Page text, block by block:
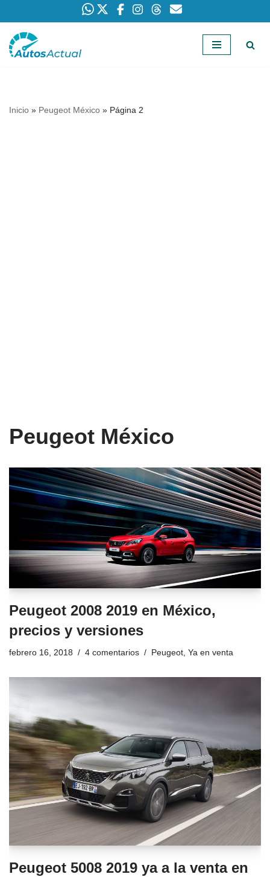
Saltar
Inicio » Peugeot México » Página 2
Peugeot México
Peugeot 2008 2019 en México,
precios y versiones
febrero 16, 2018 4 comentarios Peugeot, Ya en venta
Peugeot 5008 2019 ya a la venta en